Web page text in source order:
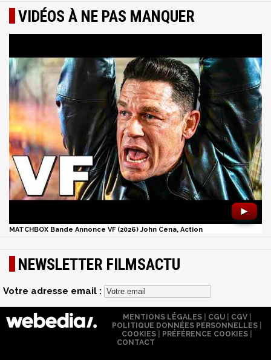
VIDÉOS À NE PAS MANQUER
►
MATCHBOX Bande Annonce VF (2026) John Cena, Action
NEWSLETTER FILMSACTU
Votre adresse email :
MENTIONS LÉGALES| CGU| CGV|
POLITIQUE DONNÉES PERSONNELLES
COOKIES
PRÉFÉRENCE COOKIES
CONTACT